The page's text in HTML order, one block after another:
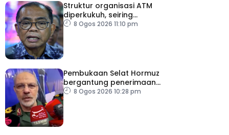
Struktur organisasi ATM
diperkukuh, seiring
pemodenan aset
8 Ogos 2026 11:10 pm
Pembukaan Selat Hormuz
bergantung penerimaan
AS – IRGC
8 Ogos 2026 10:28 pm